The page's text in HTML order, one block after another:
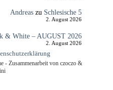
Andreaszu Schlesische 5
2. August 2026
& White – AUGUST 2026
2. August 2026
- Zusammenarbeit von czoczo &